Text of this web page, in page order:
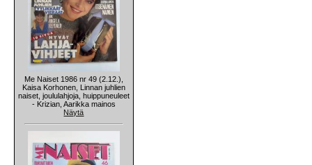
Me Naiset 1986 nr 49 (2.12.),
Kaisa Korhonen, Linnan juhlien
naiset, joululahjoja, huippuneuleet
- Krizian, Aarikka mainos
Näytä